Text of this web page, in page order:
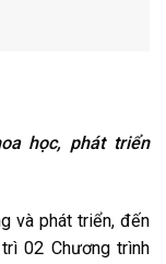
học, phát triển
và phát triển, đến
02 Chương trình